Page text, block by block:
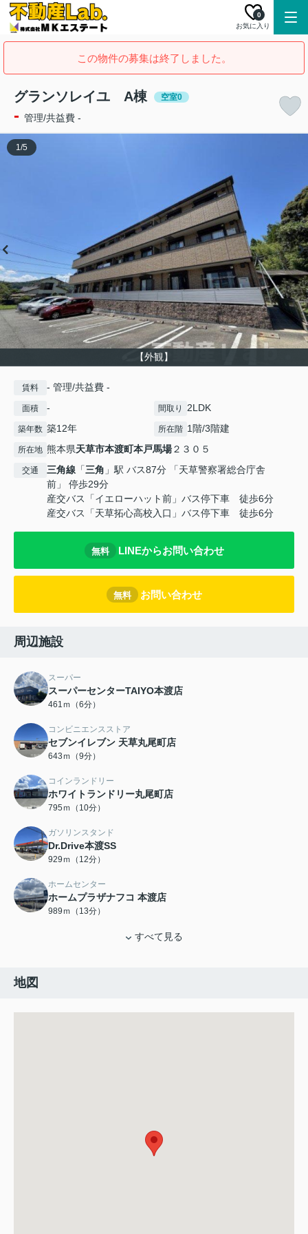
お気に入り
0
この物件の募集は終了しました。
グランソレイユ A棟 空室0
- 管理/共益費 -
【外観】
1/5
賃料 - 管理/共益費 -
面積 - 間取り 2LDK
築年数 築12年 所在階 1階/3階建
所在地 熊本県天草市本渡町本戸馬場２３０５
交通 三角線 「三角 」駅 バス87分 「天草警察署総合庁舎
前」 停歩29分
産交バス「イエローハット前」バス停下車 徒歩6分
産交バス「天草拓心高校入口」バス停下車 徒歩6分
無料 LINEからお問い合わせ
無料 お問い合わせ
周辺施設
スーパー
スーパーセンターTAIYO本渡店
461ｍ（6分）
コンビニエンスストア
セブンイレブン 天草丸尾町店
643ｍ（9分）
コインランドリー
ホワイトランドリー丸尾町店
795ｍ（10分）
ガソリンスタンド
Dr.Drive本渡SS
929ｍ（12分）
ホームセンター
ホームプラザナフコ 本渡店
989ｍ（13分）
すべて見る
地図